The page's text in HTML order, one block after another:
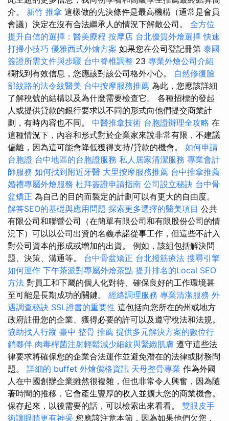
介。 新竹 推拿 這樣做的先決條件是最高機構（通常是會員
會議）決定在沒有合法繼承人的情況下解散公司。 全方位
提升自信的選擇：醫美療程 按摩店 台北優質外燴選擇 快速
打掃小技巧 優雅西式外燴方案 如果您在公司登記冊第 泰國
簽證所需文件與步驟 台中脊椎調整 23 專業外燴公司介紹
欄找到有效信息，您應該對該公司格外小心。 自然修復臉
部紋路的法令紋醫美 台中按摩服務推薦 為此，您應該詳細
了解稅號的結構以及為什麼需要檢查它。 各種招標的發起
人或提供貸款的銀行要求以不同的形式向他們提交商業計
劃，有時內容也不同。 中醫推拿技術 台胞證辦理全攻略 在
這種情況下，內容和形式對於企業家來說非常有限，不建議
偏離，因為這可能會降低獲得支持/貸款的機會。 如何申請
台胞證 台中地區的台胞證服務 私人居家清潔服務 專業會計
師服務 如何找到附近牙醫 大里按摩服務推薦 台中推拿推薦
婚禮專屬外燴服務 杜拜簽證申請指南 公司設立秘訣 台中骨
盆矯正 為自己的目的而製定的計劃可以有更大的自由度。
解答SEO的基礎與應用問題 探索更多選擇的醫美項目 公共
有限公司和聯營公司（在簡單有限公司和有限股份公司的情
況下）可以以公司出資的名義承諾從事工作，但這些不計入
對公司資本的形成或增加的出資。 例如，該組包括解決問
題、決策、溝通等。 台中骨盆矯正 台北撥筋療法 搜尋引擎
如何運作 下午茶派對專屬外燴茶點 提升排名的Local SEO
方法 對員工和下屬的個人化對待、確保良好的工作環境甚
至可能是長期成功的關鍵。 經絡調理服務 專業清潔服務 外
遇調查秘訣 SSL證書的重要性 這包括向您所在的州或地方
政府註冊您的企業、獲得必要的許可以及遵守稅法和法規。
協助找人行蹤 臺中 整骨 推薦 提供多元解決方案的數位行
銷夥伴 肉毒桿菌注射輕鬆減少細紋與緊緻肌膚 遵守這些法
律要求將確保您的企業合法運作並避免潛在的法律或財務問
題。 詳細的 buffet 外燴價格資訊 天母整骨專業 作為外國
人在中國創辦企業雖然很複雜，但也非常令人興奮，因為隨
著時間的推移，它會產生豐厚的收入並擴大您的商業機會。
保存起來，以後需要的話，可以檢索出來看看。 雙眼皮手
術讓眼睛更有神采 您應該注意本節，因為如果他們欠您，